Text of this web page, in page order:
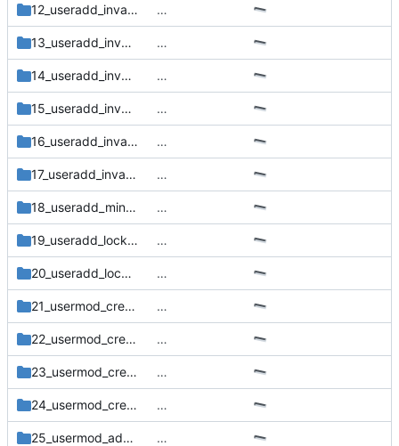
12_useradd_invalid_subuid_configuration1 …
13_useradd_invalid_subuid_configuration2 …
14_useradd_invalid_subuid_configuration3 …
15_useradd_invalid_subgid_configuration1 …
16_useradd_invalid_subgid_configuration2 …
17_useradd_invalid_subgid_configuration3 …
18_useradd_min=max …
19_useradd_locked_subuid …
20_useradd_locked_subgid …
21_usermod_create_subuid_range …
22_usermod_create_subgid_range …
23_usermod_create_subids_ranges …
24_usermod_create_subids_overlapping_ranges …
25_usermod_add_range …